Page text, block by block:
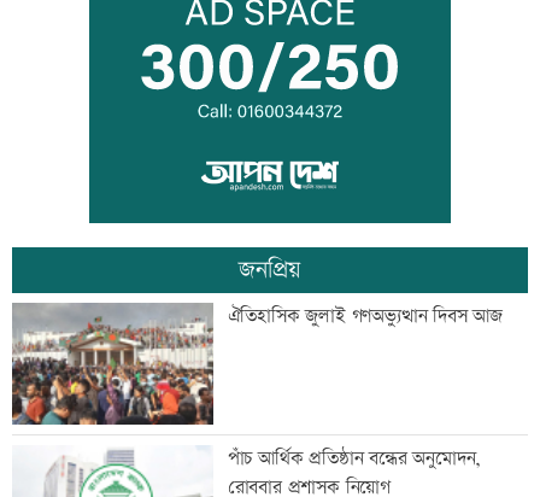
অভিকার পরে এবার স্বরা হাসপাতালে ভর্তি,
কী হলো এ ২ অভিনেত্রীর
আজ ১১ ঘণ্টা গ্যাস থাকবে না যেসব এলাকায়
সীমান্তে বিএসএফের গুলিতে বাংলাদেশি যুবক
নিহত
৪০ ঘণ্টা পর ঢাকার পথে বিমানের ফ্লাইট
জনপ্রিয়
ঐতিহাসিক জুলাই গণঅভ্যুত্থান দিবস আজ
পাঁচ আর্থিক প্রতিষ্ঠান বন্ধের অনুমোদন,
রোববার প্রশাসক নিয়োগ